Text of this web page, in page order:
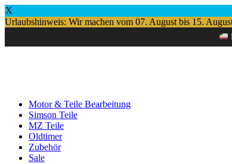
X
Urlaubshinweis: Wir machen vom 07. August bis 15.
Motor & Teile Bearbeitung
Simson Teile
MZ Teile
Oldtimer
Zubehör
Sale